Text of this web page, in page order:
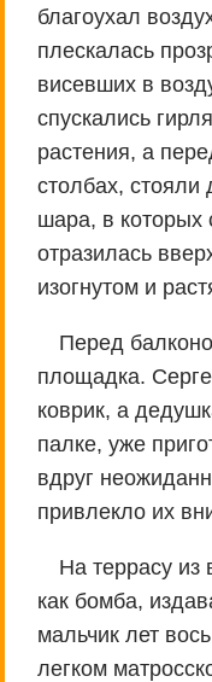
благоухал
плескалась
висевших в
спускались
растения, а
столбах,
шара, в которых
отразилась
изогнутом и
Перед
площадка.
коврик, а
палке, уже
вдруг
привлекло их
На террасу из
как бомба,
мальчик лет
легком